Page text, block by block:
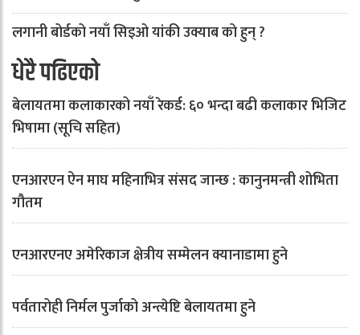
लगानी बोर्डको नयाँ सिइओ यांकी उक्याब को हुन् ?
धेरै पढिएको
बेलायतमा कलाकारको नयाँ रेकर्ड: ६० भन्दा बढी कलाकार भिजिट
भिषामा (सूचि सहित)
एनआरएन ऐन माघ महिनाभित्र संसद जान्छ : कानुनमन्त्री शोभिता
गौतम
एनआरएनए अमेरिकाज क्षेत्रीय सम्मेलन क्यानाडामा हुने
पर्वतारोही निर्मल पुर्जाको अन्त्येष्टि बेलायतमा हुने